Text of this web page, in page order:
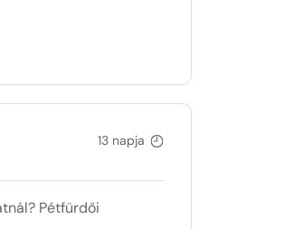
13 napja
Pétfürdői